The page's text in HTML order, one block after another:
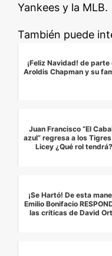
Yankees y la MLB.
También puede
¡Feliz Navidad! de parte
Aroldis Chapman y su
Juan Francisco “El
azul” regresa a los
Licey ¿Qué rol tendrá?
¡Se Hartó! De esta
Emilio Bonifacio
las críticas de David